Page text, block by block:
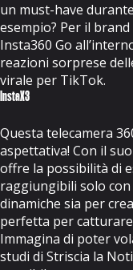
un must-have
esempio? Per il
Insta360 Go
reazioni sorprese
virale per TikTok.
InstaX3
Questa telecamera
aspettativa! Con il
offre la possibilità di
raggiungibili solo
dinamiche sia per
perfetta per
Immagina di poter
studi di Striscia la